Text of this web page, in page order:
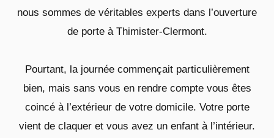
nous sommes de véritables experts dans l’ouverture
de porte à Thimister-Clermont.
Pourtant, la journée commençait particulièrement
bien, mais sans vous en rendre compte vous êtes
coincé à l’extérieur de votre domicile. Votre porte
vient de claquer et vous avez un enfant à l’intérieur.